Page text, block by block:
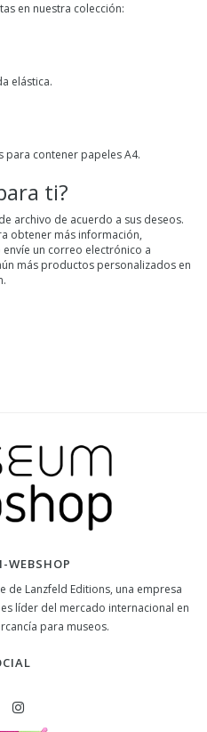
en nuestra colección:
elástica.
para contener papeles A4.
ti?
archivo de acuerdo a sus deseos.
obtener más información,
envíe un correo electrónico a
más productos personalizados en
WEBSHOP
de Lanzfeld Editions, una empresa
líder del mercado internacional en
para museos.